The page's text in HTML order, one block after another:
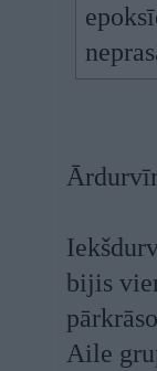
bijis
Aile